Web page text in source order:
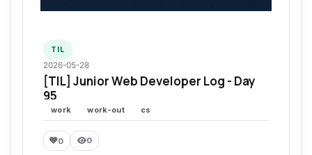
TIL
2026-05-28
[TIL] Junior Web Developer Log - Day
95
work work-out cs
0 0